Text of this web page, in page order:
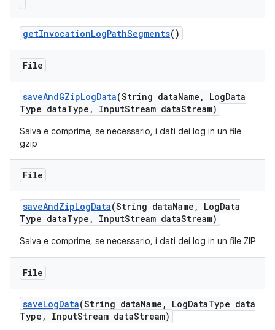
getInvocationLogPathSegments()
File
saveAndGZipLogData(String dataName , LogData
Type dataType , InputStream dataStream)
Salva e comprime, se necessario, i dati dei log in un file
gzip
File
saveAndZipLogData(String dataName , LogData
Type dataType , InputStream dataStream)
Salva e comprime, se necessario, i dati dei log in un file ZIP
File
saveLogData(String dataName , LogDataType data
Type , InputStream dataStream)